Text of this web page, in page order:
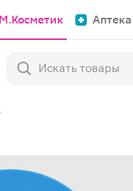
М.Косметик Аптека